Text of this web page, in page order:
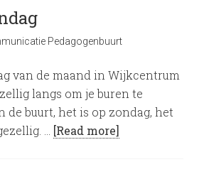
Pedagogenbuurt
van de maand in Wijkcentrum
langs om je buren te
de buurt, het is op zondag, het
… [Read more]